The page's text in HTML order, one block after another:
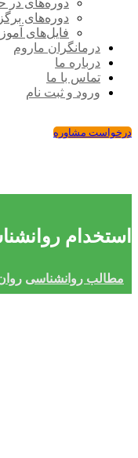
دوره‌های در
دوره‌های
فایل‌های
درمانگران ماروم
درباره ما
تماس با ما
ورود و ثبت نام
درخواست مشاوره
استخدام
مطالب روانشناسی